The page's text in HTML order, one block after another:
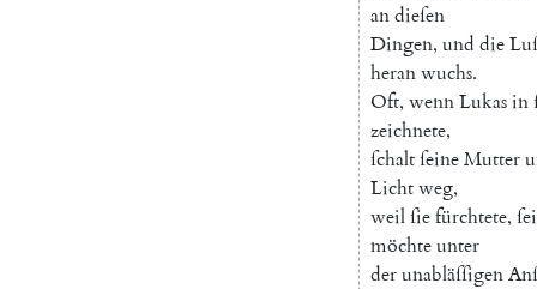
andieſen
Dingen, und die
heranwuchs.
Oft, wennLukasin
zeichnete,
ſchaltſeineMutter
Lichtweg,
weilſiefürchtete,
möchteunter
derunabläſſigen